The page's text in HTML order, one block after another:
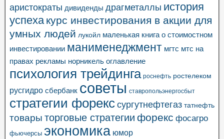
аристократы дивиденды драгметаллы история
успеха курс инвестирования в акции для
умных людей лукойл маленькая книга о стоимостном
инвестировании манименеджмент мгтс мтс на
правах рекламы норникель оглавление
психология трейдинга роснефть ростелеком
русгидро сбербанк советы ставропольэнергосбыт
стратегии форекс сургутнефтегаз татнефть
товары торговые стратегии форекс фосагро
фьючерсы экономика юмор